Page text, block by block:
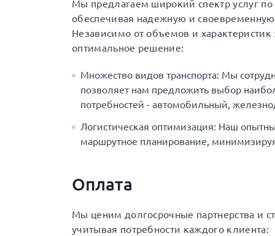
Мы предлагаем широкий спектр услуг
обеспечивая надежную и
Независимо от объемов и
оптимальное решение:
Множество видов транспорта: Мы
позволяет нам предложить выбор
потребностей - автомобильный,
Логистическая оптимизация: Наш
маршрутное планирование,
Оплата
Мы ценим долгосрочные партнерства и
учитывая потребности каждого клиента: